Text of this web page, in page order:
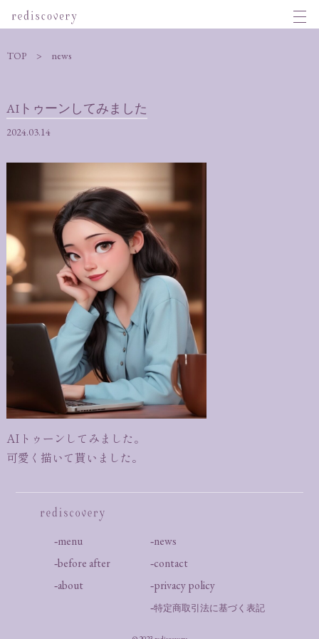
TOP news
AIトゥーンしてみました
2024.03.14
AIトゥーンしてみました。
可愛く描いて貰いました。
menu
before after
about
news
contact
privacy policy
特定商取引法に基づく表記